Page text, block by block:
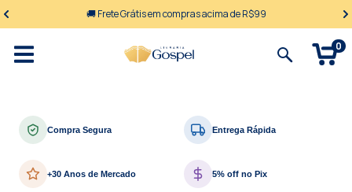
🚚 Frete Grátis em compras acima de R$99
0
Compra Segura Entrega Rápida
+30 Anos de Mercado 5% off no Pix